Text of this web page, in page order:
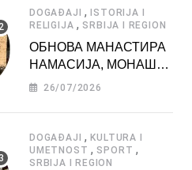
DOGAĐAJI , ISTORIJA I
RELIGIJA , SRBIJA I REGION
ОБНОВА МАНАСТИРА
НАМАСИЈА, МОНАШКЕ
ЗАДУЖБИНЕ
26/07/2026
DOGAĐAJI ,KULTURA I
UMETNOST , SPORT ,
SRBIJA I REGION